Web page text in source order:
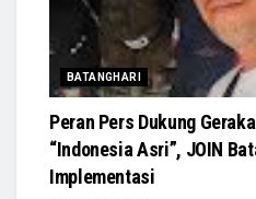
BATANGHARI
Peran Pers Dukung
“Indonesia Asri”, JOIN
Implementasi